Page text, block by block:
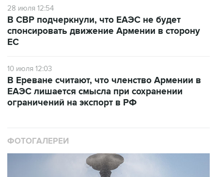
28 июля 12:54
В СВР подчеркнули, что ЕАЭС не будет
спонсировать движение Армении в сторону
ЕС
10 июля 12:03
В Ереване считают, что членство Армении в
ЕАЭС лишается смысла при сохранении
ограничений на экспорт в РФ
ФОТОГАЛЕРЕИ